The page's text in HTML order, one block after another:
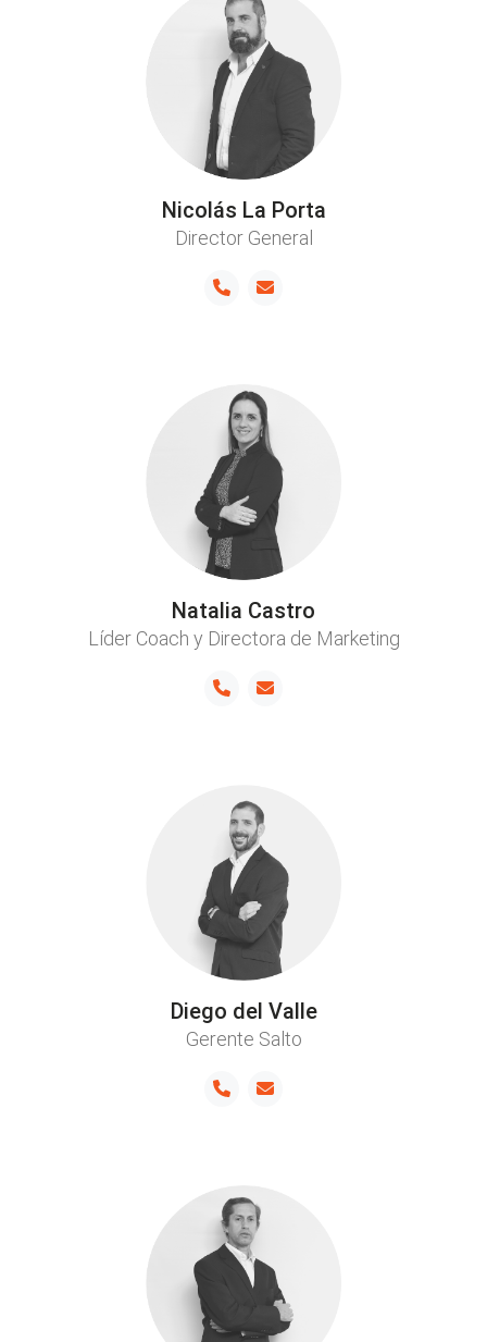
Nicolás La Porta
Director General
Natalia Castro
Líder Coach y Directora de Marketing
Diego del Valle
Gerente Salto